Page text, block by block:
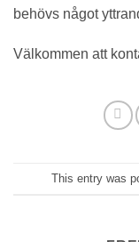
behövs något
Välkommen att
This entry was